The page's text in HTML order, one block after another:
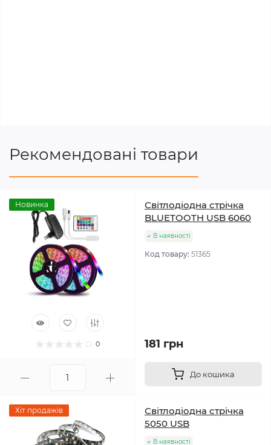
Рекомендовані товари
Новинка
0
Світлодіодна стрічка
BLUETOOTH USB 6060
В наявності
Код товару: 51365
181 грн
До кошика
Хіт продажів
Світлодіодна стрічка
5050 USB
В наявності